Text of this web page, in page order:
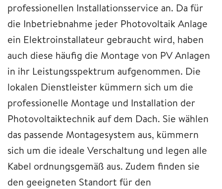
professionellen Installationsservice an. Da für
die Inbetriebnahme jeder Photovoltaik Anlage
ein Elektroinstallateur gebraucht wird, haben
auch diese häufig die Montage von PV Anlagen
in ihr Leistungsspektrum aufgenommen. Die
lokalen Dienstleister kümmern sich um die
professionelle Montage und Installation der
Photovoltaiktechnik auf dem Dach. Sie wählen
das passende Montagesystem aus, kümmern
sich um die ideale Verschaltung und legen alle
Kabel ordnungsgemäß aus. Zudem finden sie
den geeigneten Standort für den